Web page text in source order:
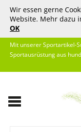
Wir essen gerne
Website. Mehr dazu
OK
Mit unserer Sportartikel-
Sportausrüstung aus